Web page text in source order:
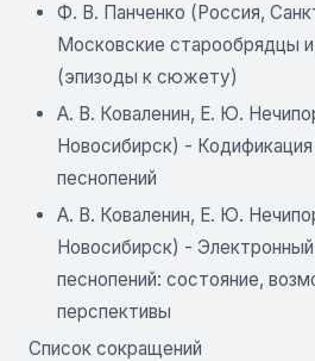
Ф. В. Панченко (Россия,
Московские старообрядцы
(эпизоды к сюжету)
А. В. Коваленин, Е. Ю.
Новосибирск) -
песнопений
А. В. Коваленин, Е. Ю.
Новосибирск) -
песнопений: состояние,
перспективы
Список сокращений